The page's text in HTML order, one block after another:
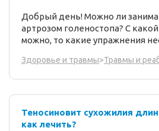
Добрый день! Можно ли
артрозом голеностопа? С
можно, то какие упражнения
Здоровье и травмы>Травмы и
Теносиновит сухожилия
как лечить?